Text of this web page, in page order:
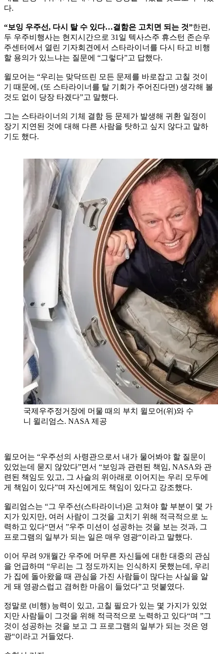
다.
“보잉 우주선, 다시 탈 수 있다…결함은 고치면 되는 것”한편,
두 우주비행사는 현지시간으로 31일 텍사스주 휴스턴 존슨우
주센터에서 열린 기자회견에서 스타라이너를 다시 타고 비행
할 용의가 있느냐는 질문에 “그렇다”고 답했다.
윌모어는 “우리는 맞닥뜨린 모든 문제를 바로잡고 고칠 것이
기 때문에, (또 스타라이너를 탈 기회가 주어진다면) 생각해 볼
것도 없이 당장 타겠다”고 말했다.
그는 스타라이너의 기체 결함 등 문제가 발생해 귀환 일정이
장기 지연된 것에 대해 다른 사람을 탓하고 싶지 않다고 말하
기도 했다.
국제우주정거장에 머물 때의 부치 윌모어(위)와 수
니 윌리엄스. NASA 제공
윌모어는 “우주선의 사령관으로서 내가 물어봐야 할 질문이
있었는데 묻지 않았다”면서 “보잉과 관련된 책임, NASA와 관
련된 책임도 있고, 그 사슬의 위아래로 이어지는 우리 모두에
게 책임이 있다”며 자신에게도 책임이 있다고 강조했다.
윌리엄스는 “그 우주선(스타라이너)은 고쳐야 할 부분이 몇 가
지가 있지만, 여러 사람이 그것을 고치기 위해 적극적으로 노
력하고 있다“면서 ”우주 미션이 성공하는 것을 보는 것과, 그
프로그램의 일부가 되는 일은 매우 영광“이라고 말했다.
이어 무려 9개월간 우주에 머무른 자신들에 대한 대중의 관심
을 언급하며 “우리는 그 정도까지는 인식하지 못했는데, 우리
가 집에 돌아왔을 때 관심을 가진 사람들이 많다는 사실을 알
게 돼 영광스럽고 겸허한 마음이 들었다”고 덧붙였다.
정말로 (비행) 능력이 있고, 고칠 필요가 있는 몇 가지가 있었
지만 사람들이 그것을 위해 적극적으로 노력하고 있다“며 ”그
것이 성공하는 것을 보고 그 프로그램의 일부가 되는 것은 영
광“이라고 거들었다.